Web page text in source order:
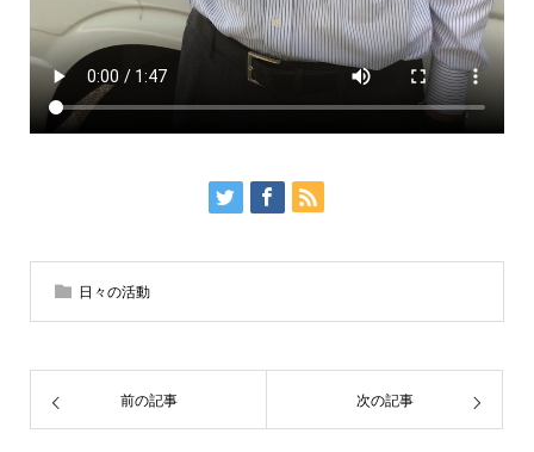
日々の活動
前の記事 次の記事